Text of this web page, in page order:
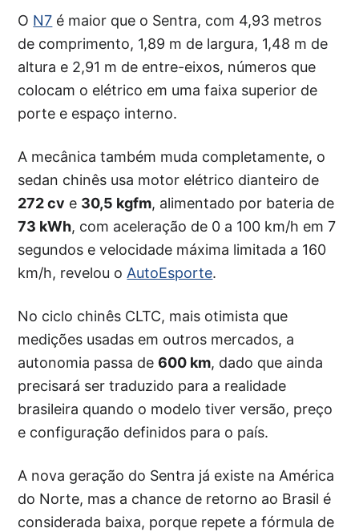
O N7 é maior que o Sentra, com 4,93 metros
de comprimento, 1,89 m de largura, 1,48 m de
altura e 2,91 m de entre-eixos, números que
colocam o elétrico em uma faixa superior de
porte e espaço interno.
A mecânica também muda completamente, o
sedan chinês usa motor elétrico dianteiro de
272 cv e 30,5 kgfm, alimentado por bateria de
73 kWh, com aceleração de 0 a 100 km/h em 7
segundos e velocidade máxima limitada a 160
km/h, revelou oAutoEsporte.
No ciclo chinês CLTC, mais otimista que
medições usadas em outros mercados, a
autonomia passa de600 km, dado que ainda
precisará ser traduzido para a realidade
brasileira quando o modelo tiver versão, preço
e configuração definidos para o país.
A nova geração do Sentra já existe na América
do Norte, mas a chance de retorno ao Brasil é
considerada baixa, porque repete a fórmula de